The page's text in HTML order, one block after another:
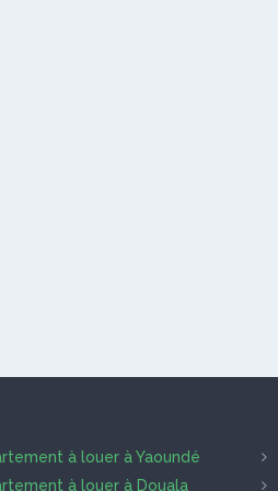
à louer à Yaoundé
à louer à Douala